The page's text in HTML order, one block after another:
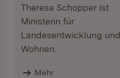
Theresa Schopper ist
Ministerin für
Landesentwicklung und
Wohnen.
Mehr